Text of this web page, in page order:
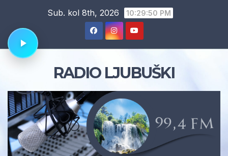
content
Sub. kol 8th, 2026 10:29:51 PM
RADIO LJUBUŠKI